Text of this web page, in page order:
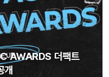
AWARDS 더팩트
개